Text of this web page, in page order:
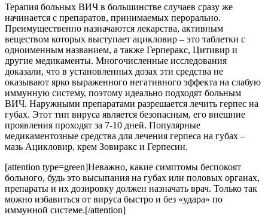
Терапия больных ВИЧ в большинстве случаев сразу же
начинается с препаратов, принимаемых перорально.
Преимущественно назначаются лекарства, активным
веществом которых выступает ацикловир – это таблетки с
одноименным названием, а также Герперакс, Цитивир и
другие медикаменты. Многочисленные исследования
доказали, что в установленных дозах эти средства не
оказывают ярко выраженного негативного эффекта на слабую
иммунную систему, поэтому идеально подходят больным
ВИЧ. Наружными препаратами разрешается лечить герпес на
губах. Этот тип вируса является безопасным, его внешние
проявления проходят за 7-10 дней. Популярные
медикаментозные средства для лечения герпеса на губах –
мазь Ацикловир, крем Зовиракс и Герпесин.
[attention type=green]Неважно, какие симптомы беспокоят
больного, будь это высыпания на губах или половых органах,
препараты и их дозировку должен назначать врач. Только так
можно избавиться от вируса быстро и без «удара» по
иммунной системе.[/attention]